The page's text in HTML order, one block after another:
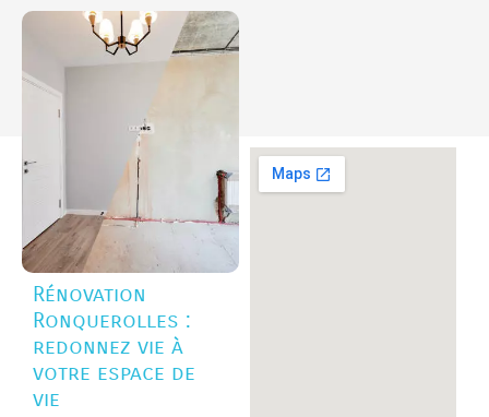
Rénovation
Ronquerolles :
redonnez vie à
votre espace de
vie